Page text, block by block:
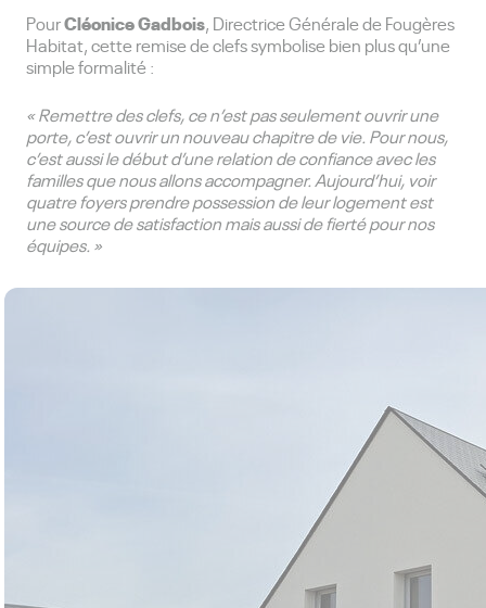
PourCléonice Gadbois, Directrice Générale de Fougères
Habitat, cette remise de clefs symbolise bien plus qu’une
simple formalité :
« Remettre des clefs, ce n’est pas seulement ouvrir une
porte, c’est ouvrir un nouveau chapitre de vie. Pour nous,
c’est aussi le début d’une relation de confiance avec les
familles que nous allons accompagner. Aujourd’hui, voir
quatre foyers prendre possession de leur logement est
une source de satisfaction mais aussi de fierté pour nos
équipes. »